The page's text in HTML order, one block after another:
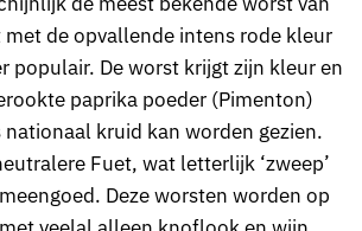
met de opvallende intens rode kleur
populair. De worst krijgt zijn kleur en
paprika poeder (Pimenton)
nationaal kruid kan worden gezien.
Fuet, wat letterlijk ‘zweep’
Deze worsten worden op